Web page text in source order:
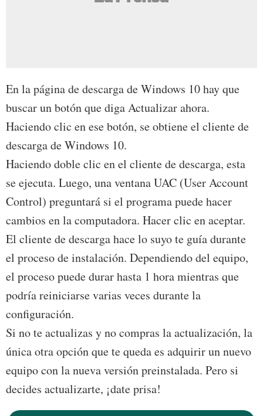
En la página de descarga de Windows 10 hay que
buscar un botón que diga Actualizar ahora.
Haciendo clic en ese botón, se obtiene el cliente de
descarga de Windows 10.
Haciendo doble clic en el cliente de descarga, esta
se ejecuta. Luego, una ventana UAC (User Account
Control) preguntará si el programa puede hacer
cambios en la computadora. Hacer clic en aceptar.
El cliente de descarga hace lo suyo te guía durante
el proceso de instalación. Dependiendo del equipo,
el proceso puede durar hasta 1 hora mientras que
podría reiniciarse varias veces durante la
configuración.
Si no te actualizas y no compras la actualización, la
única otra opción que te queda es adquirir un nuevo
equipo con la nueva versión preinstalada. Pero si
decides actualizarte, ¡date prisa!